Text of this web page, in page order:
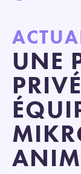
UNE